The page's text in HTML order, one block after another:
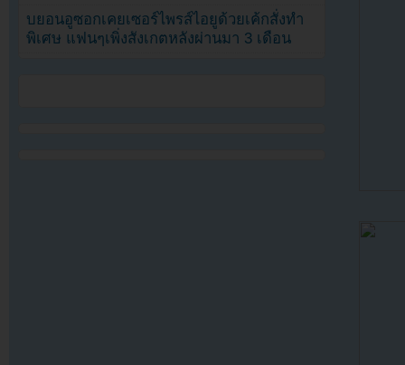
บยอนอูซอกเคยเซอร์ไพรส์ไอยูด้วยเค้กสั่งทำ
พิเศษ แฟนๆเพิ่งสังเกตหลังผ่านมา 3 เดือน